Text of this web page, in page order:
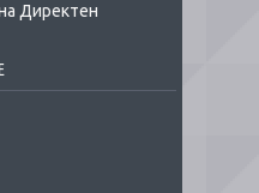
Директен